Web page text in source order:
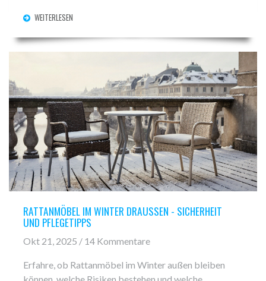
WEITERLESEN
RATTANMÖBEL IM WINTER DRAUSSEN - SICHERHEIT U
ND PFLEGETIPPS
Okt 21, 2025 / 14 Kommentare
Erfahre, ob Rattanmöbel im Winter außen bleiben